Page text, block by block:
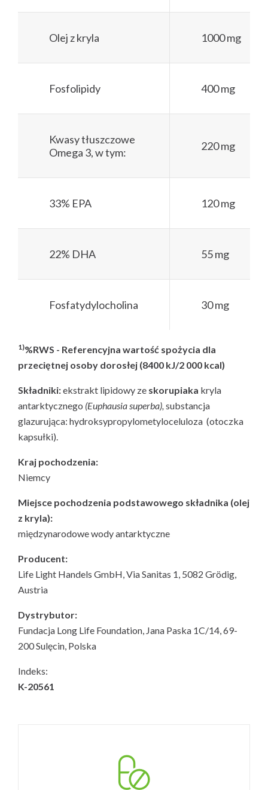
Olej z kryla 1000 mg
Fosfolipidy 400 mg
Kwasy tłuszczowe
Omega 3, w tym:
220 mg
33% EPA 120 mg
22% DHA 55 mg
Fosfatydylocholina 30 mg
1)%RWS - Referencyjna wartość spożycia dla
przeciętnej osoby dorosłej (8400 kJ/2 000 kcal)
Składniki:ekstrakt lipidowy ze skorupiaka kryla
antarktycznego (Euphausia superba), substancja
glazurująca: hydroksypropylometyloceluloza (otoczka
kapsułki).
Kraj pochodzenia:
Niemcy
Miejsce pochodzenia podstawowego składnika (olej
z kryla):
międzynarodowe wody antarktyczne
Producent:
Life Light Handels GmbH, Via Sanitas 1, 5082 Grödig,
Austria
Dystrybutor:
Fundacja Long Life Foundation, Jana Paska 1C/14, 69-
200 Sulęcin, Polska
Indeks:
K-20561